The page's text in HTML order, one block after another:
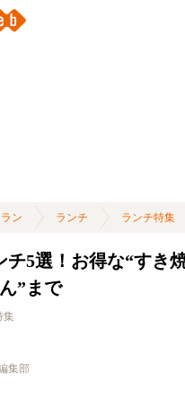
ン ランチ ランチ特集
チ5選！お得な“すき
”まで
集
集部